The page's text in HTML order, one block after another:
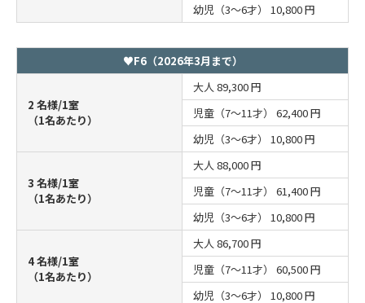
幼児（3～6才） 10,800 円
♥F6（2026年3月まで）
2 名様/1室
（1名あたり）
大人 89,300 円
児童（7～11才） 62,400 円
幼児（3～6才） 10,800 円
3 名様/1室
（1名あたり）
大人 88,000 円
児童（7～11才） 61,400 円
幼児（3～6才） 10,800 円
4 名様/1室
（1名あたり）
大人 86,700 円
児童（7～11才） 60,500 円
幼児（3～6才） 10,800 円